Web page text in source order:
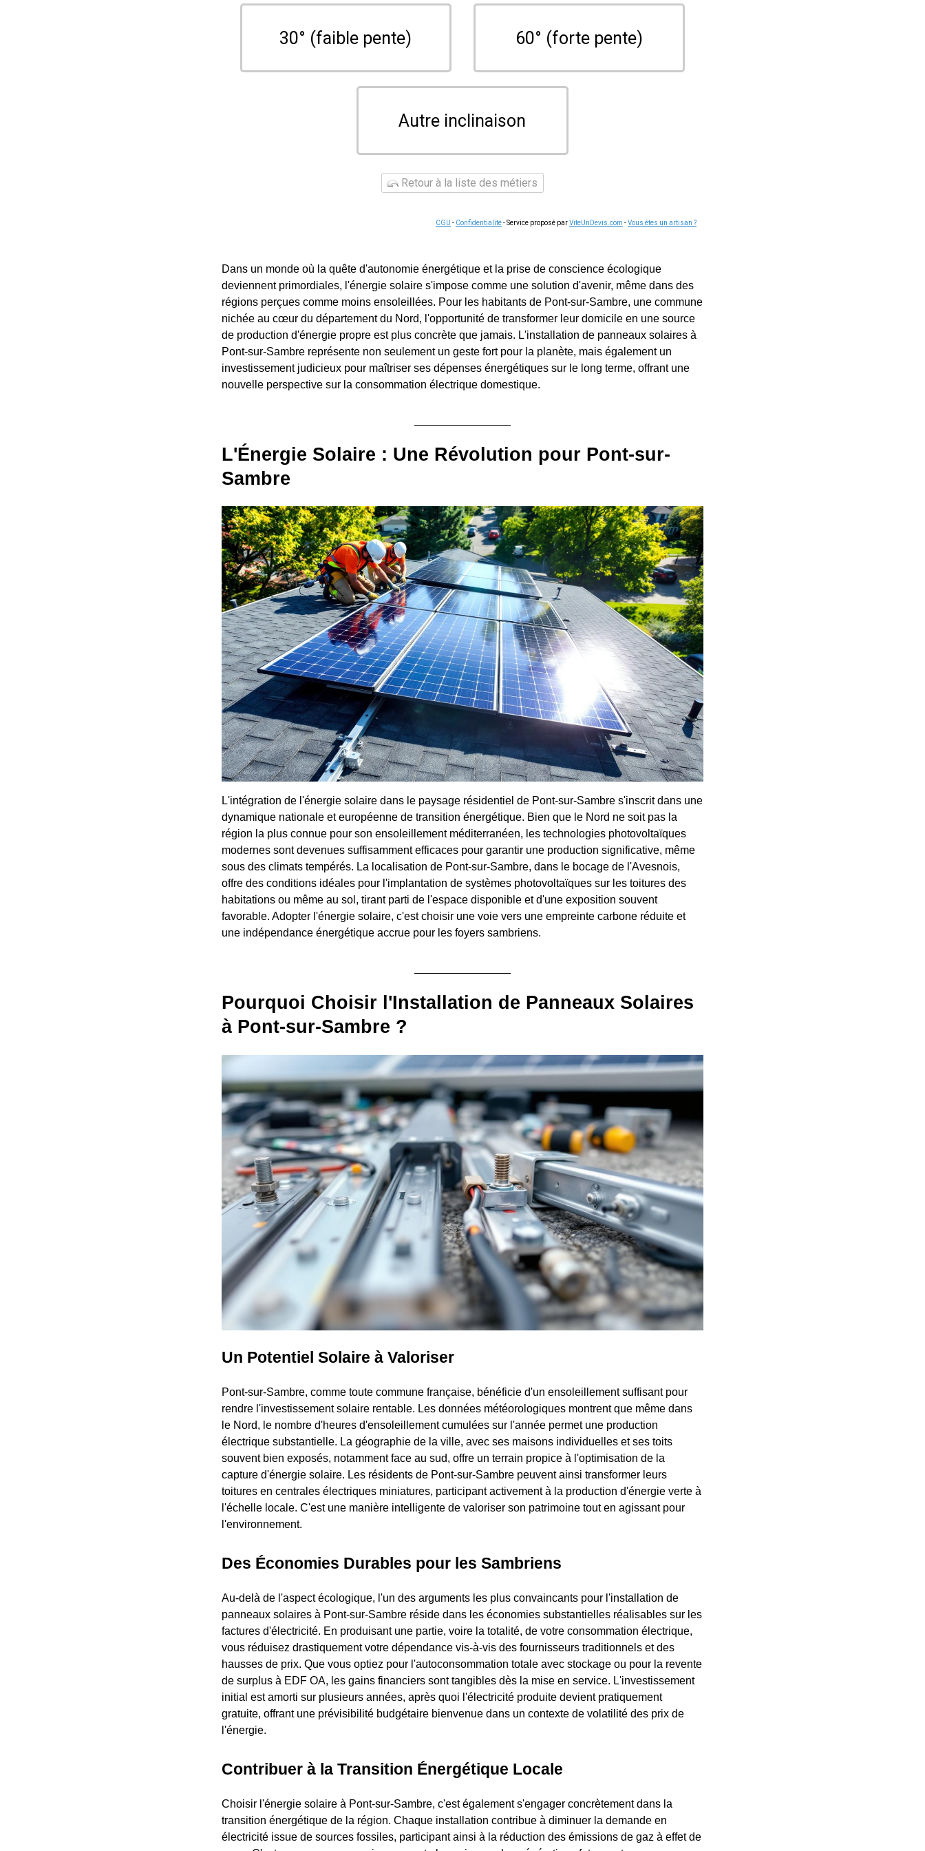
30° (faible pente) 60° (forte pente)
Autre inclinaison
Retour à la liste des métiers
CGU - Confidentialité- Service proposé parViteUnDevis.com -Vous êtes un artisan ?
Dans un monde où la quête d'autonomie énergétique et la prise de conscience écologique
deviennent primordiales, l'énergie solaire s'impose comme une solution d'avenir, même dans des
régions perçues comme moins ensoleillées. Pour les habitants de Pont-sur-Sambre, une commune
nichée au cœur du département du Nord, l'opportunité de transformer leur domicile en une source
de production d'énergie propre est plus concrète que jamais. L'installation de panneaux solaires à
Pont-sur-Sambre représente non seulement un geste fort pour la planète, mais également un
investissement judicieux pour maîtriser ses dépenses énergétiques sur le long terme, offrant une
nouvelle perspective sur la consommation électrique domestique.
L'Énergie Solaire : Une Révolution pour Pont-sur-
Sambre
L'intégration de l'énergie solaire dans le paysage résidentiel de Pont-sur-Sambre s'inscrit dans une
dynamique nationale et européenne de transition énergétique. Bien que le Nord ne soit pas la
région la plus connue pour son ensoleillement méditerranéen, les technologies photovoltaïques
modernes sont devenues suffisamment efficaces pour garantir une production significative, même
sous des climats tempérés. La localisation de Pont-sur-Sambre, dans le bocage de l'Avesnois,
offre des conditions idéales pour l'implantation de systèmes photovoltaïques sur les toitures des
habitations ou même au sol, tirant parti de l'espace disponible et d'une exposition souvent
favorable. Adopter l'énergie solaire, c'est choisir une voie vers une empreinte carbone réduite et
une indépendance énergétique accrue pour les foyers sambriens.
Pourquoi Choisir l'Installation de Panneaux Solaires
à Pont-sur-Sambre ?
Un Potentiel Solaire à Valoriser
Pont-sur-Sambre, comme toute commune française, bénéficie d'un ensoleillement suffisant pour
rendre l'investissement solaire rentable. Les données météorologiques montrent que même dans
le Nord, le nombre d'heures d'ensoleillement cumulées sur l'année permet une production
électrique substantielle. La géographie de la ville, avec ses maisons individuelles et ses toits
souvent bien exposés, notamment face au sud, offre un terrain propice à l'optimisation de la
capture d'énergie solaire. Les résidents de Pont-sur-Sambre peuvent ainsi transformer leurs
toitures en centrales électriques miniatures, participant activement à la production d'énergie verte à
l'échelle locale. C'est une manière intelligente de valoriser son patrimoine tout en agissant pour
l'environnement.
Des Économies Durables pour les Sambriens
Au-delà de l'aspect écologique, l'un des arguments les plus convaincants pour l'installation de
panneaux solaires à Pont-sur-Sambre réside dans les économies substantielles réalisables sur les
factures d'électricité. En produisant une partie, voire la totalité, de votre consommation électrique,
vous réduisez drastiquement votre dépendance vis-à-vis des fournisseurs traditionnels et des
hausses de prix. Que vous optiez pour l'autoconsommation totale avec stockage ou pour la revente
de surplus à EDF OA, les gains financiers sont tangibles dès la mise en service. L'investissement
initial est amorti sur plusieurs années, après quoi l'électricité produite devient pratiquement
gratuite, offrant une prévisibilité budgétaire bienvenue dans un contexte de volatilité des prix de
l'énergie.
Contribuer à la Transition Énergétique Locale
Choisir l'énergie solaire à Pont-sur-Sambre, c'est également s'engager concrètement dans la
transition énergétique de la région. Chaque installation contribue à diminuer la demande en
électricité issue de sources fossiles, participant ainsi à la réduction des émissions de gaz à effet de